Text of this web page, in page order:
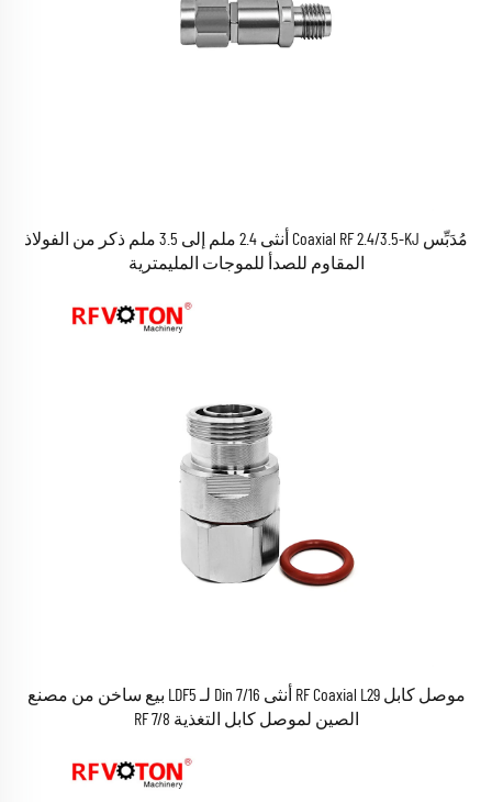
مُدَبِّس Coaxial RF 2.4/3.5-KJ أنثى 2.4 ملم إلى 3.5 ملم ذكر من الفولاذ
المقاوم للصدأ للموجات المليمترية
موصل كابل RF Coaxial L29 أنثى 7/16 Din لـ LDF5 بيع ساخن من مصنع
الصين لموصل كابل التغذية RF 7/8